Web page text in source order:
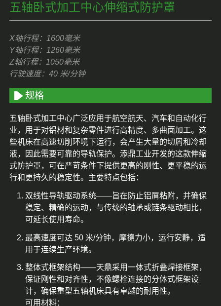
五轴卧式加工中心伸缩式防护罩
X轴行程：1600毫米
Y轴行程：1260毫米
Z轴行程：1050毫米
行驶速度：40 米/分钟
规格
五轴卧式加工中心广泛应用于航空航天、汽车和自动化行
业，用于对铝材和复杂零件进行高精度、多曲面加工。这
些机床在高速切削环境下运行，会产生大量的切屑和冷却
液，因此需要可靠的导轨保护。添鼎工业开发的这款伸缩
式防护罩，可在严苛条件下提供更高的刚性、更平稳的运
行和更持久的稳定性。主要特点包括：
双线性导轨驱动系统——旨在防止铝屑粘附，并确保
稳定、精确的运动，与传统的轴承或链条驱动相比，
可延长使用寿命。
最高速度可达 50 米/分钟，摩擦力小，运行安静，适
用于连续生产环境。
整体式框架结构——天鼎采用一体式折叠焊接框架，
保证刚性和对齐性，不像螺栓连接的分体式框架设
计，确保重型五轴机床具有卓越的耐用性。
可用材料：